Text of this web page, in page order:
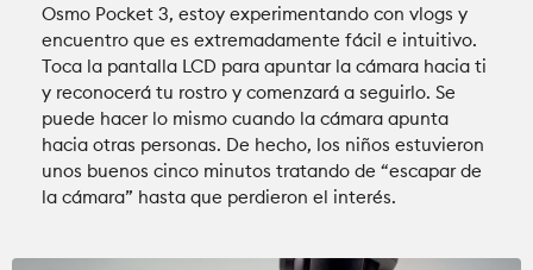
Osmo Pocket 3, estoy experimentando con vlogs y
encuentro que es extremadamente fácil e intuitivo.
Toca la pantalla LCD para apuntar la cámara hacia ti
y reconocerá tu rostro y comenzará a seguirlo. Se
puede hacer lo mismo cuando la cámara apunta
hacia otras personas. De hecho, los niños estuvieron
unos buenos cinco minutos tratando de “escapar de
la cámara” hasta que perdieron el interés.